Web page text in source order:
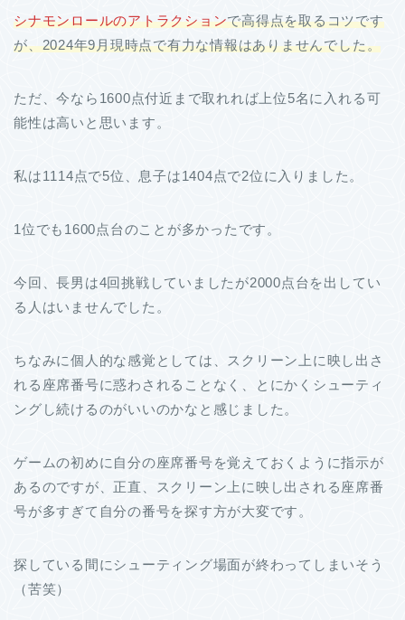
シナモンロールのアトラクションで高得点を取るコツです
が、2024年9月現時点で有力な情報はありませんでした。
ただ、今なら1600点付近まで取れれば上位5名に入れる可
能性は高いと思います。
私は1114点で5位、息子は1404点で2位に入りました。
1位でも1600点台のことが多かったです。
今回、長男は4回挑戦していましたが2000点台を出してい
る人はいませんでした。
ちなみに個人的な感覚としては、スクリーン上に映し出さ
れる座席番号に惑わされることなく、とにかくシューティ
ングし続けるのがいいのかなと感じました。
ゲームの初めに自分の座席番号を覚えておくように指示が
あるのですが、正直、スクリーン上に映し出される座席番
号が多すぎて自分の番号を探す方が大変です。
探している間にシューティング場面が終わってしまいそう
（苦笑）